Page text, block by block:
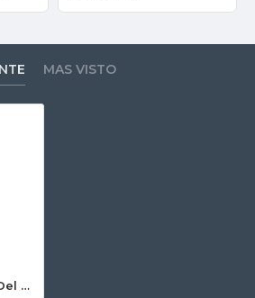
MAS VISTO
Castillo Hinchable Del Departamento